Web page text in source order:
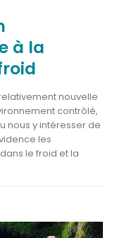
à la
nouvelle
contrôlé,
nous y intéresser de
les
le froid et la